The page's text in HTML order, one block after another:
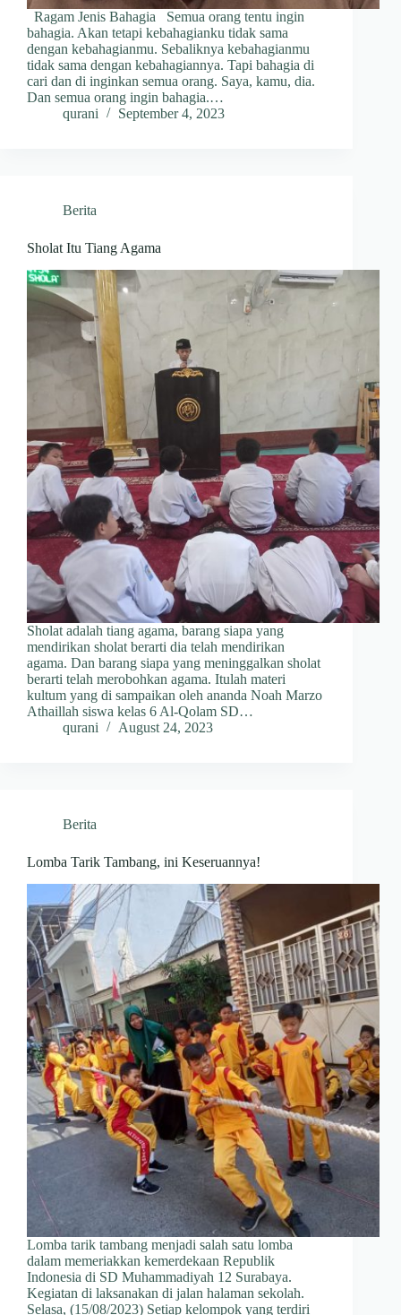
Ragam Jenis Bahagia Semua orang tentu ingin
bahagia. Akan tetapi kebahagianku tidak sama
dengan kebahagianmu. Sebaliknya kebahagianmu
tidak sama dengan kebahagiannya. Tapi bahagia di
cari dan di inginkan semua orang. Saya, kamu, dia.
Dan semua orang ingin bahagia.…
qurani
September 4, 2023
Berita
Sholat Itu Tiang Agama
Sholat adalah tiang agama, barang siapa yang
mendirikan sholat berarti dia telah mendirikan
agama. Dan barang siapa yang meninggalkan sholat
berarti telah merobohkan agama. Itulah materi
kultum yang di sampaikan oleh ananda Noah Marzo
Athaillah siswa kelas 6 Al-Qolam SD…
qurani
August 24, 2023
Berita
Lomba Tarik Tambang, ini Keseruannya!
Lomba tarik tambang menjadi salah satu lomba
dalam memeriakkan kemerdekaan Republik
Indonesia di SD Muhammadiyah 12 Surabaya.
Kegiatan di laksanakan di jalan halaman sekolah.
Selasa, (15/08/2023) Setiap kelompok yang terdiri